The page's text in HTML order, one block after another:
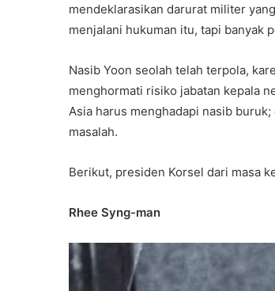
mendeklarasikan darurat militer
menjalani hukuman itu, tapi banyak
Nasib Yoon seolah telah terpola,
menghormati risiko jabatan kepala
Asia harus menghadapi nasib
masalah.
Berikut, presiden Korsel dari masa
Rhee Syng-man